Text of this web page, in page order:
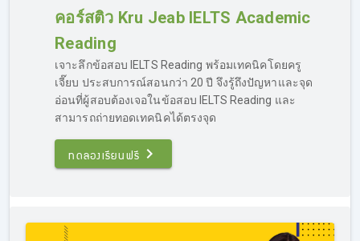
คอร์ส Basic Grammar แบบรวบรัด เป็นเนื้อหาสรุปตั้งแต่ต้น
จนจบครบเครื่องเรื่อง Grammar ภาษาอังกฤษ ที่จะทำให้ผู้
เรียนเข้าใจหลักการ ไวทยากรณ์ละเอียด สามารถนำไปใช้ทำ
ข้อสอบในสนามจริงได้ และเป็นการปูพื้นฐานก่อนติวสอบ
IELTS โดยเนื้อหาในส่วนของ Grammar จะสามารถนำไปต่อย
อดการเรียน IELTS Writing ได้ (ทดลองเรียน IELTS ฟรี
คอร์ส Grammar ที่ลิงค์นี้
https://opendurian.com/ielts_grammar/
คอร์สติว Kru Jeab IELTS Academic
Reading
เจาะลึกข้อสอบ IELTS Reading พร้อมเทคนิคโดยครู
เจี๊ยบ ประสบการณ์สอนกว่า 20 ปี จึงรู้ถึงปัญหาและจุด
อ่อนที่ผู้สอบต้องเจอในข้อสอบ IELTS Reading และ
สามารถถ่ายทอดเทคนิคได้ตรงจุด
ทดลองเรียนฟรี